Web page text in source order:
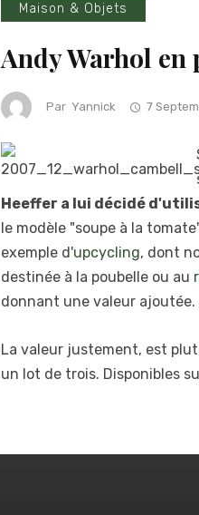
Maison & Objets
Andy Warhol
Par Yannick 7
Heeffer a lui décidé
le modèle "soupe à la
exemple d'upcycling, dont
destinée à la poubelle ou au
donnant une valeur ajoutée.
La valeur justement, est
un lot de trois. Disponibles